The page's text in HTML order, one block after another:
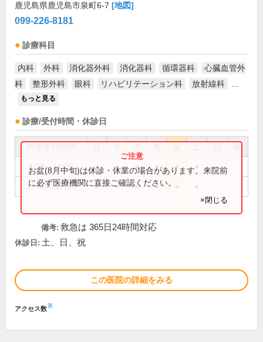
鹿児島県鹿児島市泉町6-7 [地図]
099-226-8181
診療科目
内科 外科 消化器外科 消化器科 循環器科
心臓血管外
科
整形外科 眼科 リハビリテーション科 放射線科
もっと見る
診療/受付時間・休診日
祝
8:30～13:00 ● ● ● ● ●
14:00～17:30 ● ● ● ●
お盆(8月中旬)は休診・休業の場合があります。来院前
に必ず医療機関に直接ご確認ください。
×閉じる
備考: 救急は 365日24時間対応
休診日: 土、日、祝
この医院の詳細をみる
アクセス数※